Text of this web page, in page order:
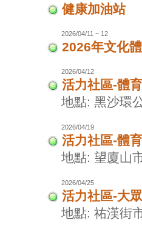
健康加油站
2026/04/11 ~ 12
2026年文化
2026/04/12
活力社區-體
地點: 黑沙環
2026/04/19
活力社區-體
地點: 望廈山
2026/04/25
活力社區-大
地點: 祐漢街